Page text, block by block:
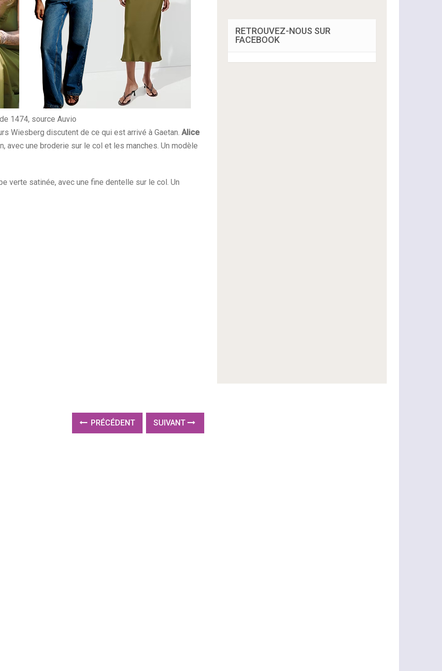
1474, source Auvio
Wiesberg discutent de ce qui est arrivé à Gaetan. Alice
avec une broderie sur le col et les manches. Un modèle
verte satinée, avec une fine dentelle sur le col. Un
PRÉCÉDENT SUIVANT
RETROUVEZ-NOUS SUR
FACEBOOK